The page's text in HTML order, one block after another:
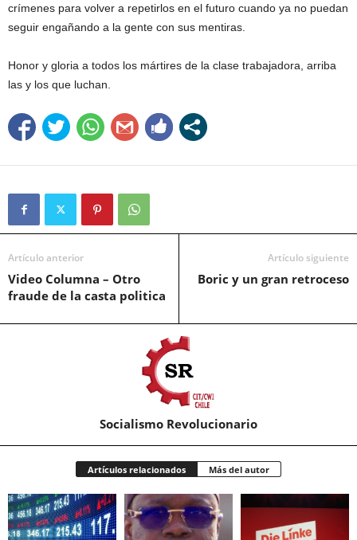
crímenes para volver a repetirlos en el futuro cuando ya no puedan
seguir engañando a la gente con sus mentiras.
Honor y gloria a todos los mártires de la clase trabajadora, arriba
las y los que luchan.
Artículo anterior
Video Columna – Otro
fraude de la casta politica
Artículo siguiente
Boric y un gran retroceso
Socialismo Revolucionario
Artículos relacionados Más del autor